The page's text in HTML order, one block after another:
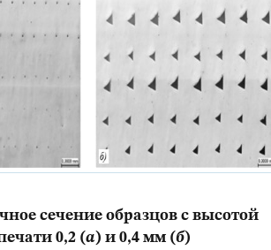
сечение образцов с высотой
0,2 (а) и 0,4 мм (б)